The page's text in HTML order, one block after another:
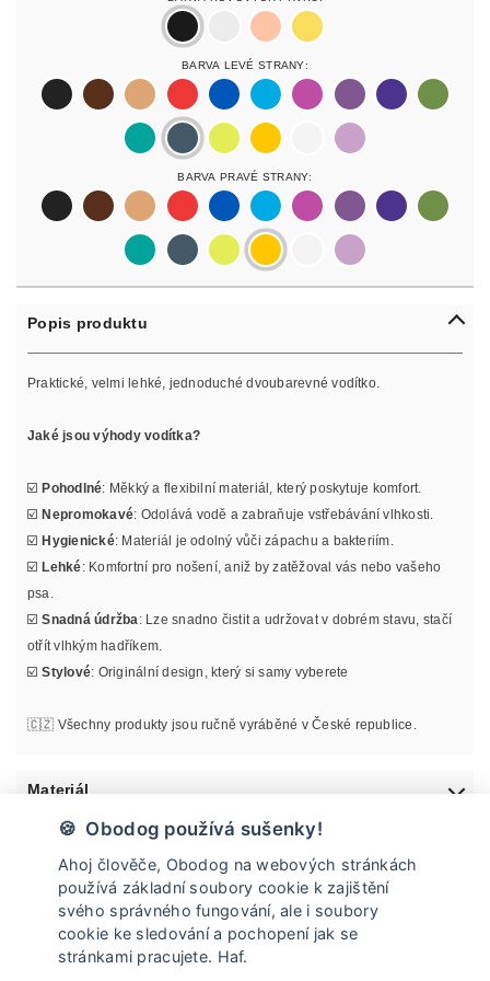
black
silver rosegoldgold
Barva Levé Strany:
black
darkbrownlightbrown
red blue lightbluelightpurplepurpur purple olive
pastelgreen
petrol neonyellow
yellow white lilac
Barva Pravé Strany:
black
darkbrownlightbrown
red blue lightbluelightpurplepurpur purple olive
pastelgreen
petrol neonyellow
yellow white lilac
Popis produktu
Praktické, velmi lehké, jednoduché dvoubarevné vodítko.
Jaké jsou výhody vodítka?
☑️Pohodlné: Měkký a flexibilní materiál, který poskytuje komfort.
☑️Nepromokavé: Odolává vodě a zabraňuje vstřebávání vlhkosti.
☑️Hygienické: Materiál je odolný vůči zápachu a bakteriím.
☑️Lehké: Komfortní pro nošení, aniž by zatěžoval vás nebo vašeho
psa.
☑️Snadná údržba : Lze snadno čistit a udržovat v dobrém stavu, stačí
otřít vlhkým hadříkem.
☑️Stylové: Originální design, který si samy vyberete
🇨🇿 Všechny produkty jsou ručně vyráběné v České republice.
Materiál
Údržba
Doprava a vrácení
🍪 Obodog používá sušenky!
Ahoj člověče, Obodog na webových stránkách
používá základní soubory cookie k zajištění
svého správného fungování, ale i soubory
cookie ke sledování a pochopení jak se
stránkami pracujete. Haf.